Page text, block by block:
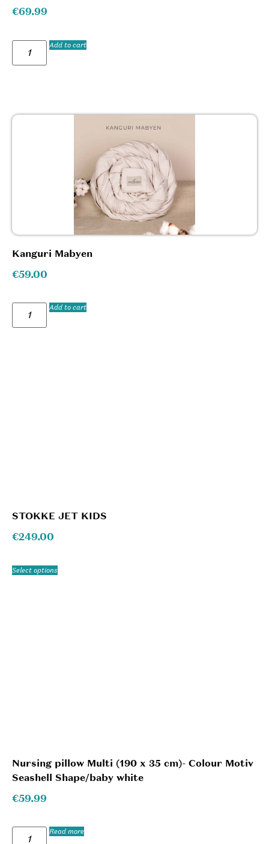
€69.99
Add to cart
Kanguri Mabyen
€59.00
Add to cart
STOKKE JET KIDS
€249.00
Select options
Nursing pillow Multi (190 x 35 cm)- Colour Motiv
Seashell Shape/baby white
€59.99
Read more